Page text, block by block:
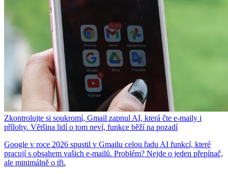
Zkontrolujte si soukromí, Gmail zapnul AI, která čte e-maily i
přílohy. Většina lidí o tom neví, funkce běží na pozadí
Google v roce 2026 spustil v Gmailu celou řadu AI funkcí, které
pracují s obsahem vašich e-mailů. Problém? Nejde o jeden přepínač,
ale minimálně o tři.